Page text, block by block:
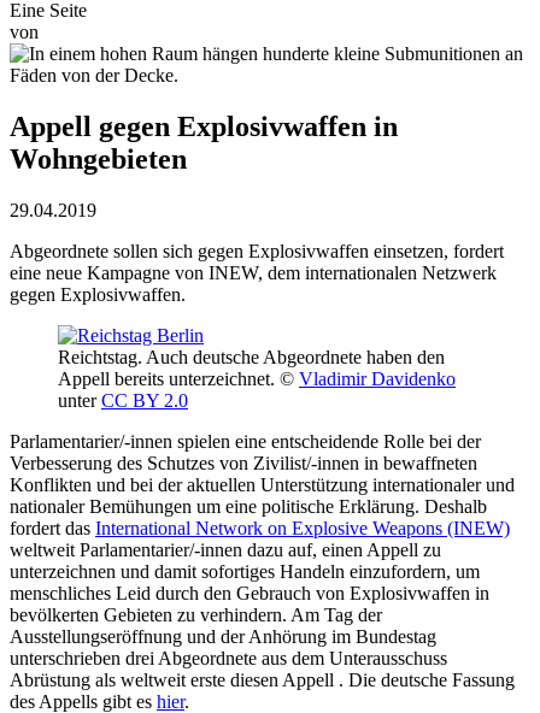
Eine Seite
von
Appell gegen Explosivwaffen in
Wohngebieten
29.04.2019
Abgeordnete sollen sich gegen Explosivwaffen einsetzen, fordert
eine neue Kampagne von INEW, dem internationalen Netzwerk
gegen Explosivwaffen.
Reichtstag. Auch deutsche Abgeordnete haben den
Appell bereits unterzeichnet. © Vladimir Davidenko
unterCC BY 2.0
Parlamentarier/-innen spielen eine entscheidende Rolle bei der
Verbesserung des Schutzes von Zivilist/-innen in bewaffneten
Konflikten und bei der aktuellen Unterstützung internationaler und
nationaler Bemühungen um eine politische Erklärung. Deshalb
fordert das International Network on Explosive Weapons (INEW)
weltweit Parlamentarier/-innen dazu auf, einen Appell zu
unterzeichnen und damit sofortiges Handeln einzufordern, um
menschliches Leid durch den Gebrauch von Explosivwaffen in
bevölkerten Gebieten zu verhindern. Am Tag der
Ausstellungseröffnung und der Anhörung im Bundestag
unterschrieben drei Abgeordnete aus dem Unterausschuss
Abrüstung als weltweit erste diesen Appell . Die deutsche Fassung
des Appells gibt es hier.